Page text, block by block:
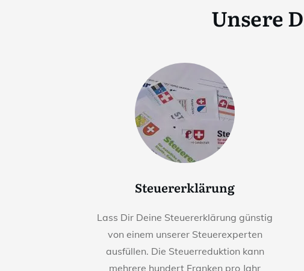
Unsere
Steuererklärung
Lass Dir Deine Steuererklärung günstig
von einem unserer Steuerexperten
ausfüllen. Die Steuerreduktion kann
mehrere hundert Franken pro Jahr